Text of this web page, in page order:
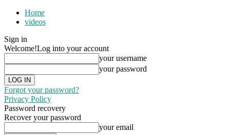
Home
videos
Sign in
Welcome!Log into your account
your username
your password
Forgot your password?
Privacy Policy
Password recovery
Recover your password
your email